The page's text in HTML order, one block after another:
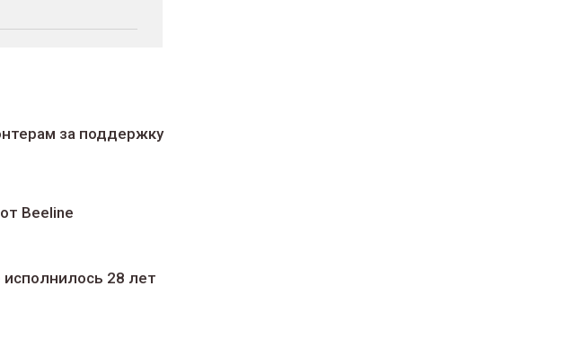
за поддержку
Beeline
исполнилось 28 лет